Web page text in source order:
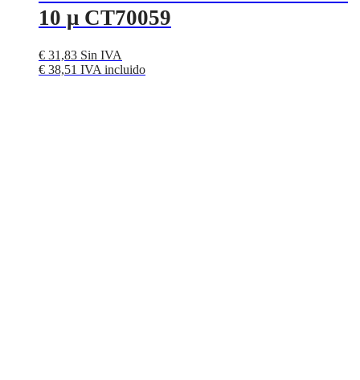
10 μ CT70059
€ 31,83 Sin IVA
€ 38,51 IVA incluido